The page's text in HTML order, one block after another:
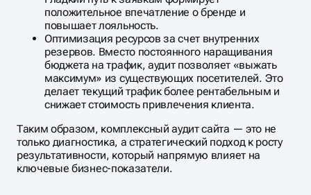
положительное впечатление о бренде и
повышает лояльность.
Оптимизация ресурсов за счет внутренних
резервов. Вместо постоянного наращивания
бюджета на трафик, аудит позволяет «выжать
максимум» из существующих посетителей. Это
делает текущий трафик более рентабельным и
снижает стоимость привлечения клиента.
Таким образом, комплексный аудит сайта — это не
только диагностика, а стратегический подход к росту
результативности, который напрямую влияет на
ключевые бизнес-показатели.